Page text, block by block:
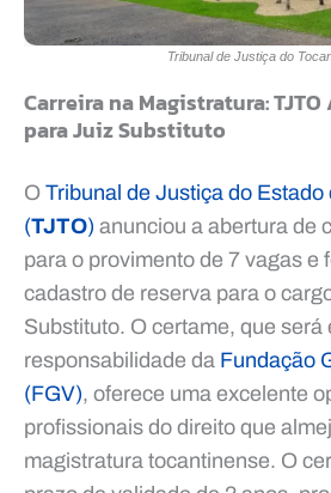
Tribunal de Justiça do
Carreira na Magistratura:
para Juiz Substituto
O Tribunal de Justiça do Estado
(TJTO) anunciou a abertura de
para o provimento de 7 vagas e
cadastro de reserva para o
Substituto. O certame, que será
responsabilidade da Fundação
(FGV), oferece uma excelente
profissionais do direito que
magistratura tocantinense. O